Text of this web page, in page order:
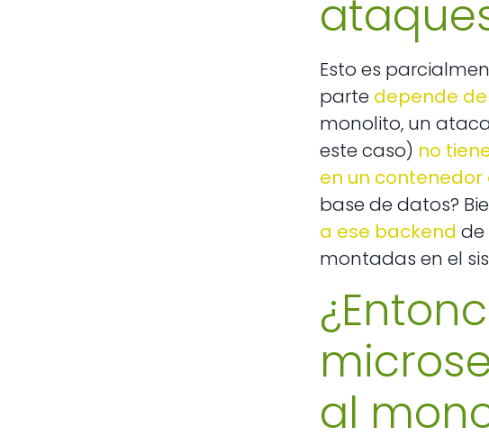
Esto es
parte depende
monolito, un
este caso) no
en un
base de datos?
a ese backend de
montadas en el
al